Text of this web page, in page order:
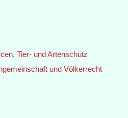
Tier- und Artenschutz
und Völkerrecht